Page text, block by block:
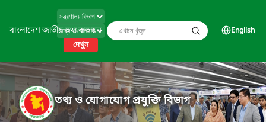
বাংলাদেশ জাতীয় তথ্য বাতায়ন
দেখুন
English
তথ্য ও যোগাযোগ প্রযুক্তি বিভাগ